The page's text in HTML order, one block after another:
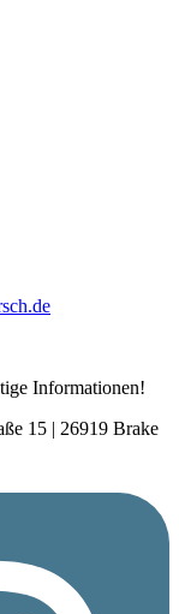
Informationen!
15 | 26919 Brake